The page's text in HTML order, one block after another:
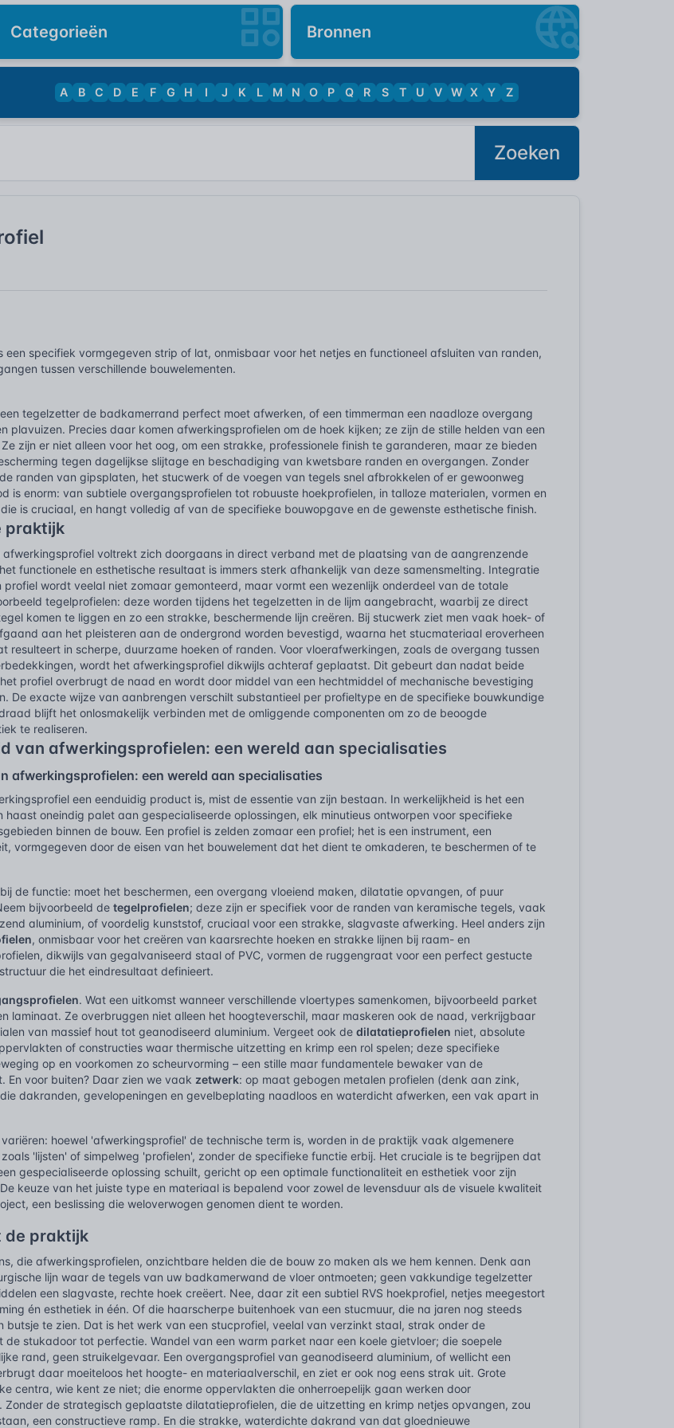
Categorieën Bronnen
A B C D E F G H I J K L M N O P Q R S T U V W X Y Z
Zoeken
een specifiek vormgegeven strip of lat, onmisbaar voor het netjes en functioneel afsluiten van randen,
tussen verschillende bouwelementen.
tegelzetter de badkamerrand perfect moet afwerken, of een timmerman een naadloze overgang
plavuizen. Precies daar komen afwerkingsprofielen om de hoek kijken; ze zijn de stille helden van een
zijn er niet alleen voor het oog, om een strakke, professionele finish te garanderen, maar ze bieden
tegen dagelijkse slijtage en beschadiging van kwetsbare randen en overgangen. Zonder
randen van gipsplaten, het stucwerk of de voegen van tegels snel afbrokkelen of er gewoonweg
is enorm: van subtiele overgangsprofielen tot robuuste hoekprofielen, in talloze materialen, vormen en
is cruciaal, en hangt volledig af van de specifieke bouwopgave en de gewenste esthetische finish.
praktijk
afwerkingsprofiel voltrekt zich doorgaans in direct verband met de plaatsing van de aangrenzende
functionele en esthetische resultaat is immers sterk afhankelijk van deze samensmelting. Integratie
profiel wordt veelal niet zomaar gemonteerd, maar vormt een wezenlijk onderdeel van de totale
tegelprofielen: deze worden tijdens het tegelzetten in de lijm aangebracht, waarbij ze direct
komen te liggen en zo een strakke, beschermende lijn creëren. Bij stucwerk ziet men vaak hoek- of
aan het pleisteren aan de ondergrond worden bevestigd, waarna het stucmateriaal eroverheen
resulteert in scherpe, duurzame hoeken of randen. Voor vloerafwerkingen, zoals de overgang tussen
wordt het afwerkingsprofiel dikwijls achteraf geplaatst. Dit gebeurt dan nadat beide
profiel overbrugt de naad en wordt door middel van een hechtmiddel of mechanische bevestiging
De exacte wijze van aanbrengen verschilt substantieel per profieltype en de specifieke bouwkundige
blijft het onlosmakelijk verbinden met de omliggende componenten om zo de beoogde
te realiseren.
van afwerkingsprofielen: een wereld aan specialisaties
afwerkingsprofielen: een wereld aan specialisaties
een eenduidig product is, mist de essentie van zijn bestaan. In werkelijkheid is het een
haast oneindig palet aan gespecialiseerde oplossingen, elk minutieus ontworpen voor specifieke
binnen de bouw. Een profiel is zelden zomaar een profiel; het is een instrument, een
vormgegeven door de eisen van het bouwelement dat het dient te omkaderen, te beschermen of te
de functie: moet het beschermen, een overgang vloeiend maken, dilatatie opvangen, of puur
bijvoorbeeld detegelprofielen; deze zijn er specifiek voor de randen van keramische tegels, vaak
aluminium, of voordelig kunststof, cruciaal voor een strakke, slagvaste afwerking. Heel anders zijn
, onmisbaar voor het creëren van kaarsrechte hoeken en strakke lijnen bij raam- en
dikwijls van gegalvaniseerd staal of PVC, vormen de ruggengraat voor een perfect gestucte
die het eindresultaat definieert.
. Wat een uitkomst wanneer verschillende vloertypes samenkomen, bijvoorbeeld parket
laminaat. Ze overbruggen niet alleen het hoogteverschil, maar maskeren ook de naad, verkrijgbaar
van massief hout tot geanodiseerd aluminium. Vergeet ook dedilatatieprofielen niet, absolute
of constructies waar thermische uitzetting en krimp een rol spelen; deze specifieke
op en voorkomen zo scheurvorming – een stille maar fundamentele bewaker van de
En voor buiten? Daar zien we vaak zetwerk: op maat gebogen metalen profielen (denk aan zink,
dakranden, gevelopeningen en gevelbeplating naadloos en waterdicht afwerken, een vak apart in
hoewel 'afwerkingsprofiel' de technische term is, worden in de praktijk vaak algemenere
'lijsten' of simpelweg 'profielen', zonder de specifieke functie erbij. Het cruciale is te begrijpen dat
gespecialiseerde oplossing schuilt, gericht op een optimale functionaliteit en esthetiek voor zijn
keuze van het juiste type en materiaal is bepalend voor zowel de levensduur als de visuele kwaliteit
een beslissing die weloverwogen genomen dient te worden.
de praktijk
die afwerkingsprofielen, onzichtbare helden die de bouw zo maken als we hem kennen. Denk aan
lijn waar de tegels van uw badkamerwand de vloer ontmoeten; geen vakkundige tegelzetter
een slagvaste, rechte hoek creëert. Nee, daar zit een subtiel RVS hoekprofiel, netjes meegestort
én esthetiek in één. Of die haarscherpe buitenhoek van een stucmuur, die na jaren nog steeds
butsje te zien. Dat is het werk van een stucprofiel, veelal van verzinkt staal, strak onder de
de stukadoor tot perfectie. Wandel van een warm parket naar een koele gietvloer; die soepele
rand, geen struikelgevaar. Een overgangsprofiel van geanodiseerd aluminium, of wellicht een
daar moeiteloos het hoogte- en materiaalverschil, en ziet er ook nog eens strak uit. Grote
centra, wie kent ze niet; die enorme oppervlakten die onherroepelijk gaan werken door
Zonder de strategisch geplaatste dilatatieprofielen, die de uitzetting en krimp netjes opvangen, zou
een constructieve ramp. En die strakke, waterdichte dakrand van dat gloednieuwe